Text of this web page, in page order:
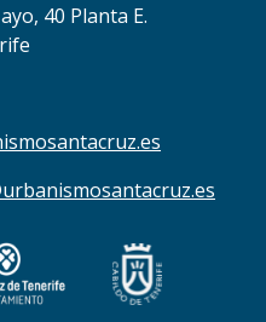
40 Planta E.